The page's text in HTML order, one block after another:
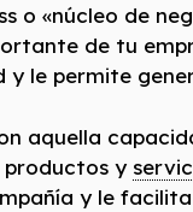
o «núcleo de
de tu
y le permite
aquella
productos y
y le